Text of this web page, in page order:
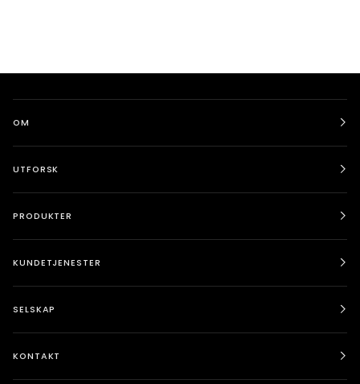
OM
UTFORSK
PRODUKTER
KUNDETJENESTER
SELSKAP
KONTAKT